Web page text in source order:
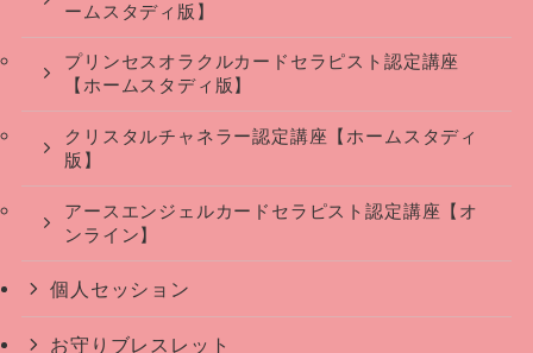
ームスタディ版】
プリンセスオラクルカードセラピスト認定講座
【ホームスタディ版】
クリスタルチャネラー認定講座【ホームスタディ
版】
アースエンジェルカードセラピスト認定講座【オ
ンライン】
個人セッション
お守りブレスレット